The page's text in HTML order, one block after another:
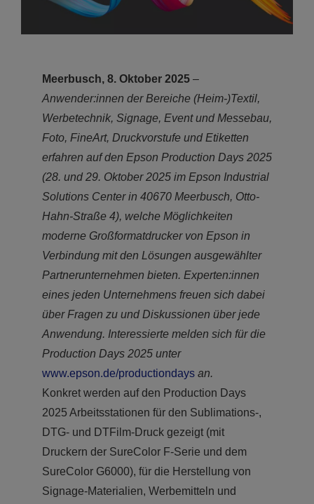
Meerbusch, 8. Oktober 2025–
Anwender:innen der Bereiche (Heim-)Textil,
Werbetechnik, Signage, Event und Messebau,
Foto, FineArt, Druckvorstufe und Etiketten
erfahren auf den Epson Production Days 2025
(28. und 29. Oktober 2025 im Epson Industrial
Solutions Center in 40670 Meerbusch, Otto-
Hahn-Straße 4), welche Möglichkeiten
moderne Großformatdrucker von Epson in
Verbindung mit den Lösungen ausgewählter
Partnerunternehmen bieten. Experten:innen
eines jeden Unternehmens freuen sich dabei
über Fragen zu und Diskussionen über jede
Anwendung. Interessierte melden sich für die
Production Days 2025 unter
www.epson.de/productiondays an.
Konkret werden auf den Production Days
2025 Arbeitsstationen für den Sublimations-,
DTG- und DTFilm-Druck gezeigt (mit
Druckern der SureColor F-Serie und dem
SureColor G6000), für die Herstellung von
Signage-Materialien, Werbemitteln und